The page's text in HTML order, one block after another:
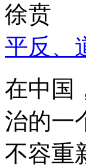
徐贲
平反、
在中国
治的一
不容重